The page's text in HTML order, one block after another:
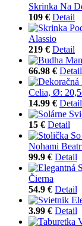
Skrinka Na
109 € Detail
Alassio
219 € Detail
66.98 € Detail
Celia, Ø:
14.99 € Detail
15 € Detail
Nohami
99.9 € Detail
Čierna
54.9 € Detail
3.99 € Detail